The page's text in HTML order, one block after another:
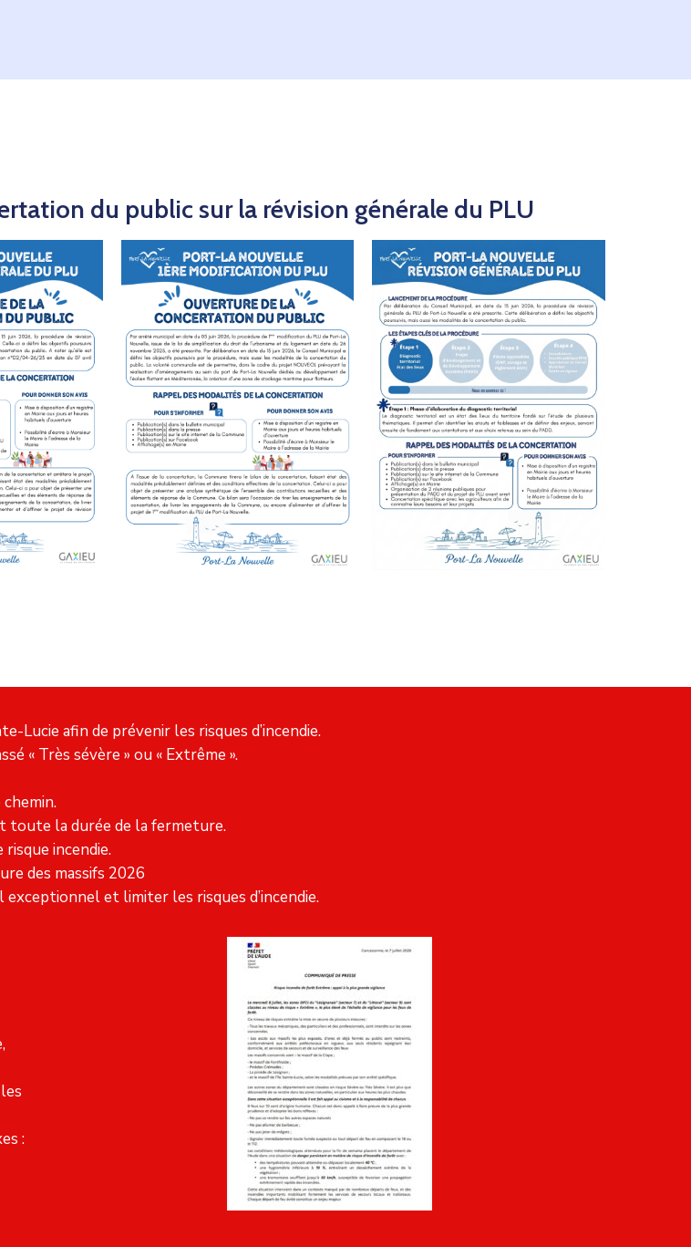
du public sur la révision générale du PLU
Lucie afin de prévenir les risques d’incendie.
« Très sévère » ou « Extrême ».
toute la durée de la fermeture.
incendie.
des massifs 2026
et limiter les risques d’incendie.
: